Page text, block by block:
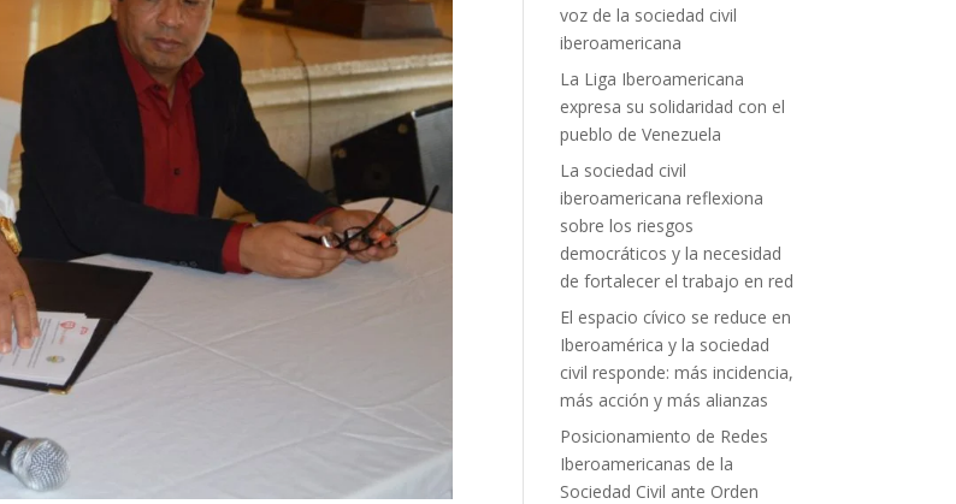
voz de la sociedad civil
iberoamericana
La Liga Iberoamericana
expresa su solidaridad con el
pueblo de Venezuela
La sociedad civil
iberoamericana reflexiona
sobre los riesgos
democráticos y la necesidad
de fortalecer el trabajo en red
El espacio cívico se reduce en
Iberoamérica y la sociedad
civil responde: más incidencia,
más acción y más alianzas
Posicionamiento de Redes
Iberoamericanas de la
Sociedad Civil ante Orden
ACTUALITAT
Notícies
Butlletins
Diari de la Fundació
Fundesplai als mitjans
Xarxes socials
COL·LABORA
Fes voluntariat
Treballa amb nosaltres